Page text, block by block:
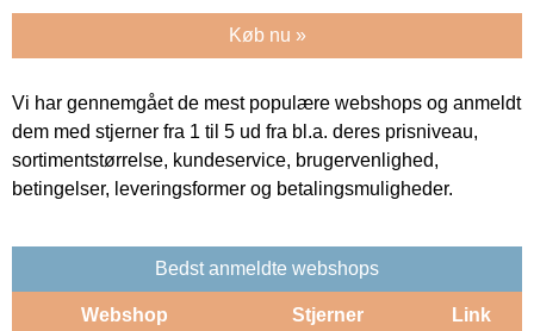
Køb nu »
Vi har gennemgået de mest populære webshops og anmeldt
dem med stjerner fra 1 til 5 ud fra bl.a. deres prisniveau,
sortimentstørrelse, kundeservice, brugervenlighed,
betingelser, leveringsformer og betalingsmuligheder.
Bedst anmeldte webshops
Webshop Stjerner Link